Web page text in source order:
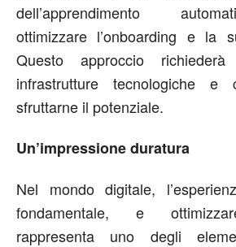
dell’apprendimento
ottimizzare l’onboarding e la
Questo approccio
infrastrutture tecnologiche e
sfruttarne il potenziale.
Un’impressione duratura
Nel mondo digitale,
fondamentale, e
rappresenta uno degli